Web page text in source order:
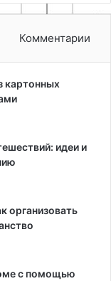
Комментарии
картонных
идеи и
организовать
с помощью